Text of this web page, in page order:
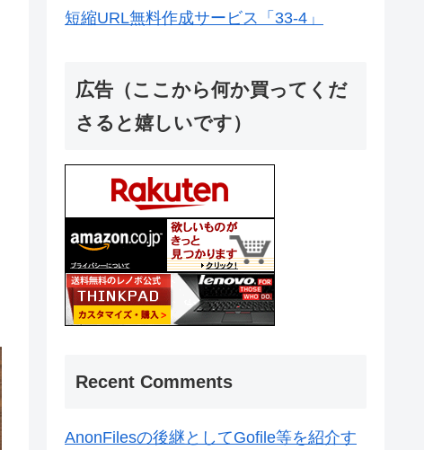
短縮URL無料作成サービス「33-4」
広告（ここから何か買ってくだ
さると嬉しいです）
Recent Comments
AnonFilesの後継としてGofile等を紹介す